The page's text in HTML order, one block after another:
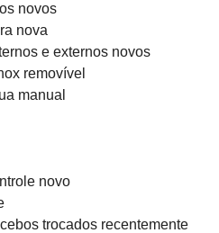
novos
nova
e externos novos
removível
manual
novo
trocados recentemente